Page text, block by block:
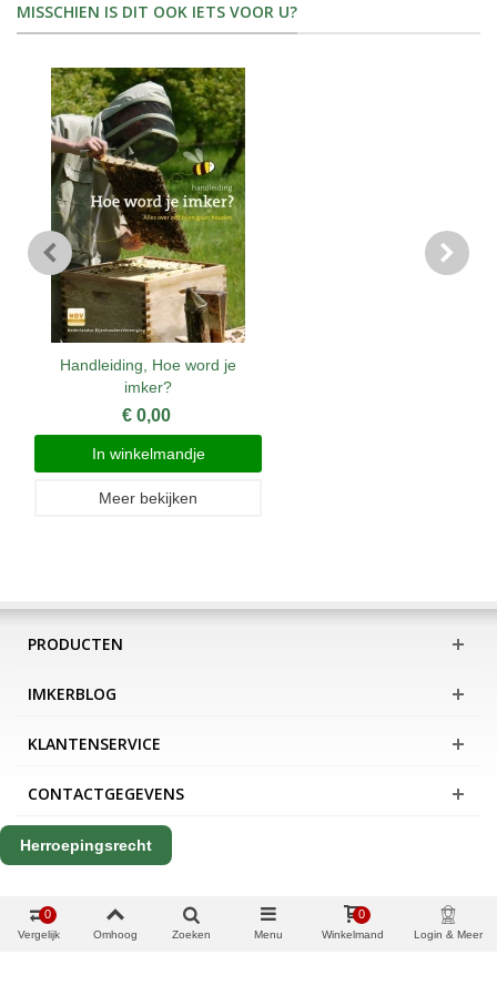
MISSCHIEN IS DIT OOK IETS VOOR U?
Handleiding, Hoe word je
imker?
€ 0,00
In winkelmandje
Meer bekijken
PRODUCTEN
IMKERBLOG
KLANTENSERVICE
CONTACTGEGEVENS
Herroepingsrecht
Vergelijk
0
Omhoog Zoeken Menu Winkelmand
0
Login & Meer